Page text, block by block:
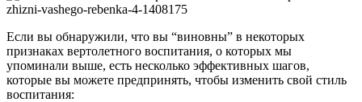
Если вы обнаружили, что вы “виновны” в некоторых
признаках вертолетного воспитания, о которых мы
упоминали выше, есть несколько эффективных шагов,
которые вы можете предпринять, чтобы изменить свой стиль
воспитания: